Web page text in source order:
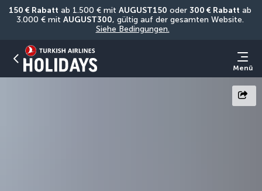
150 € Rabatt ab 1.500 € mit AUGUST150 oder 300 € Rabatt ab
3.000 € mit AUGUST300
Siehe Bedingungen.
Menü